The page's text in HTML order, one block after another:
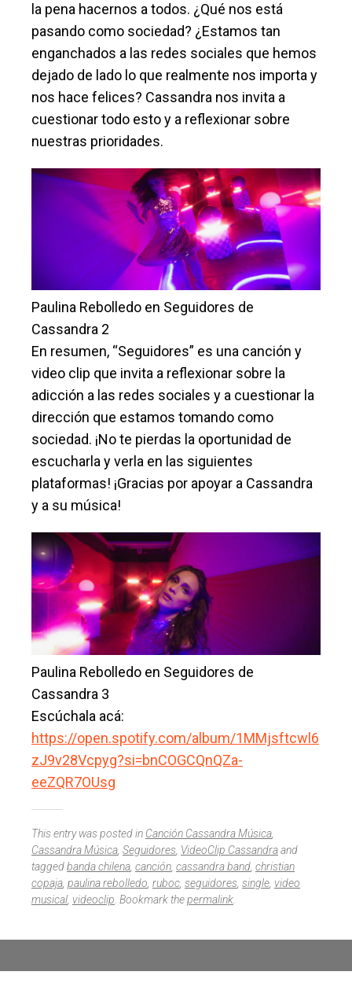
la pena hacernos a todos. ¿Qué nos está
pasando como sociedad? ¿Estamos tan
enganchados a las redes sociales que hemos
dejado de lado lo que realmente nos importa y
nos hace felices? Cassandra nos invita a
cuestionar todo esto y a reflexionar sobre
nuestras prioridades.
Paulina Rebolledo en Seguidores de
Cassandra 2
En resumen, “Seguidores” es una canción y
video clip que invita a reflexionar sobre la
adicción a las redes sociales y a cuestionar la
dirección que estamos tomando como
sociedad. ¡No te pierdas la oportunidad de
escucharla y verla en las siguientes
plataformas! ¡Gracias por apoyar a Cassandra
y a su música!
Paulina Rebolledo en Seguidores de
Cassandra 3
Escúchala acá:
https://open.spotify.com/album/1MMjsftcwl6
zJ9v28Vcpyg?si=bnCOGCQnQZa-
eeZQR7OUsg
This entry was posted in Canción Cassandra Música
Cassandra Música Seguidores VideoClip Cassandraand
taggedbanda chilena canción cassandra band christian
copaja paulina rebolledo ruboc seguidores single video
musical videoclip . Bookmark thepermalink